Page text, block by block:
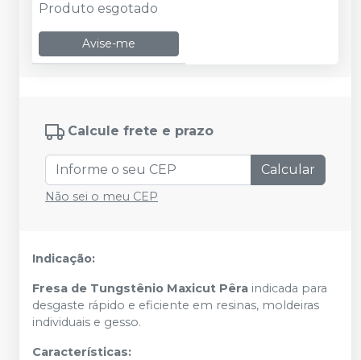
Produto esgotado
Avise-me
Calcule frete e prazo
Calcular
Não sei o meu CEP
Indicação:
Fresa de Tungstênio Maxicut Pêra indicada para
desgaste rápido e eficiente em resinas, moldeiras
individuais e gesso.
Características: